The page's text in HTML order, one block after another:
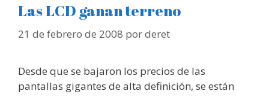
Las LCD ganan terreno
21 de febrero de 2008 porderet
Desde que se bajaron los precios de las
pantallas gigantes de alta definición, se están